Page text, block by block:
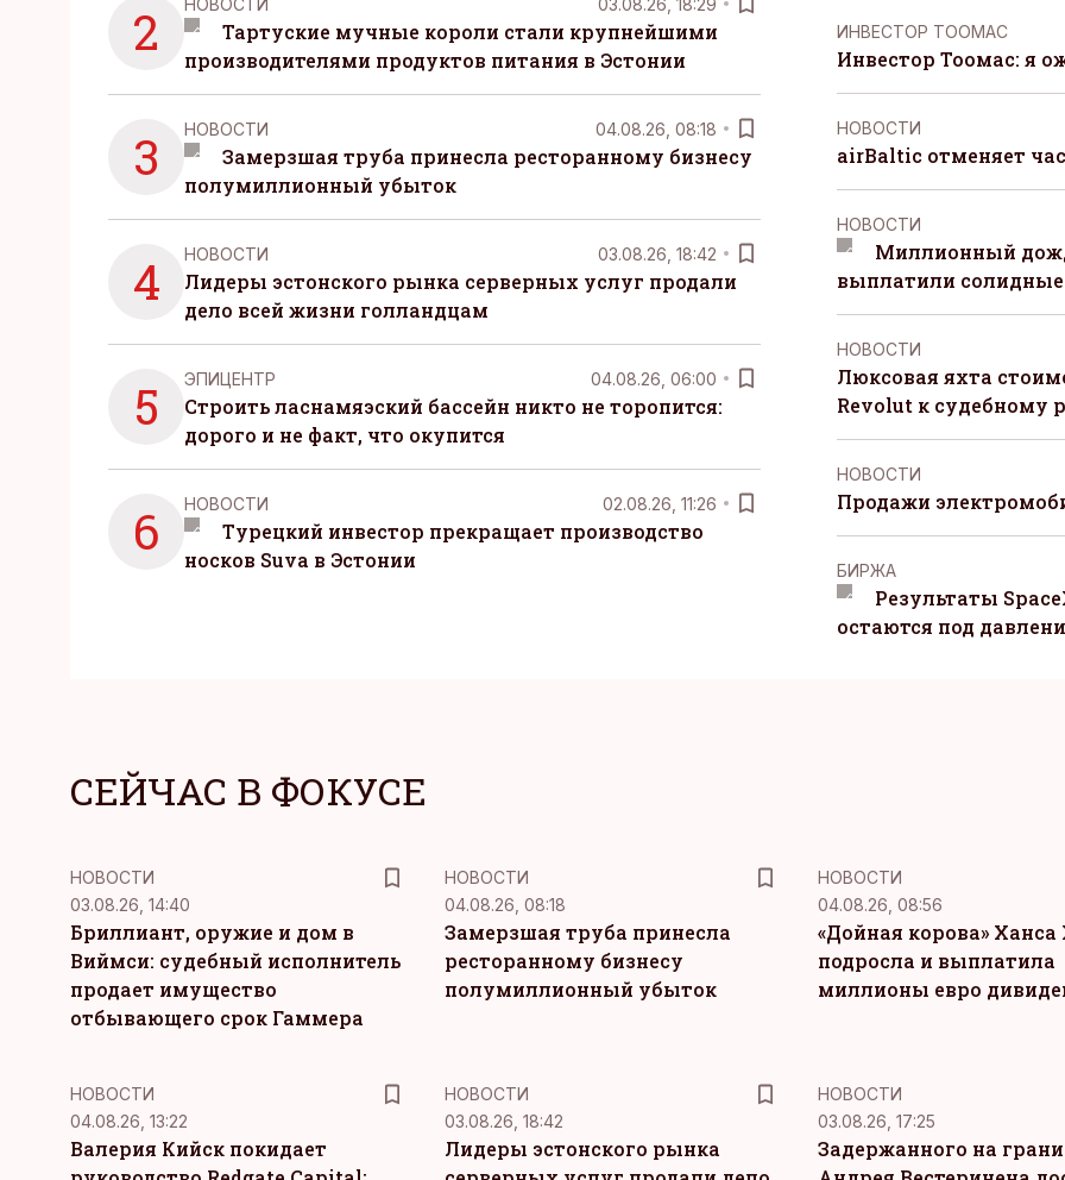
2
Тартуские мучные короли стали крупнейшими
производителями продуктов питания в Эстонии
3 НОВОСТИ 04.08.26, 08:18
Замерзшая труба принесла ресторанному бизнесу
полумиллионный убыток
4 НОВОСТИ 03.08.26, 18:42
Лидеры эстонского рынка серверных услуг продали
дело всей жизни голландцам
5 ЭПИЦЕНТР 04.08.26, 06:00
Строить ласнамяэский бассейн никто не торопится:
дорого и не факт, что окупится
6 НОВОСТИ 02.08.26, 11:26
Турецкий инвестор прекращает производство
носков Suva в Эстонии
ИНВЕСТОР ТООМАС
Инвестор Тоомас: я
НОВОСТИ
airBaltic отменяет
НОВОСТИ
Миллионный
выплатили
НОВОСТИ
Люксовая яхта
Revolut к судебному
НОВОСТИ
Продажи
БИРЖА
Результаты
остаются под
СЕЙЧАС В ФОКУСЕ
НОВОСТИ
03.08.26, 14:40
Бриллиант, оружие и дом в
Виймси: судебный исполнитель
продает имущество
отбывающего срок Гаммера
НОВОСТИ
04.08.26, 08:18
Замерзшая труба принесла
ресторанному бизнесу
полумиллионный убыток
НОВОСТИ
04.08.26, 08:56
«Дойная корова»
подросла и выплатила
миллионы евро
НОВОСТИ
04.08.26, 13:22
Валерия Кийск покидает
НОВОСТИ
03.08.26, 18:42
Лидеры эстонского рынка
НОВОСТИ
03.08.26, 17:25
Задержанного на